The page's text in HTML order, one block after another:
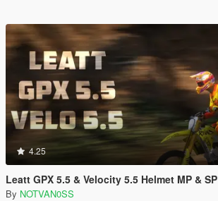
4.25
Leatt GPX 5.5 & Velocity 5.5 Helmet MP & SP
By NOTVAN0SS